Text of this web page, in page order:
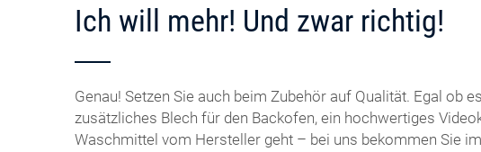
Ich will mehr! Und zwar richtig!
Genau! Setzen Sie auch beim Zubehör auf Qualität. Egal ob
zusätzliches Blech für den Backofen, ein hochwertiges
Waschmittel vom Hersteller geht – bei uns bekommen Sie